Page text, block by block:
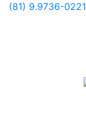
(81) 9.9736-0221